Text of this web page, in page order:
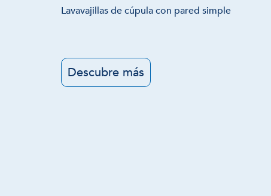
Lavavajillas de cúpula con pared simple
Descubre más